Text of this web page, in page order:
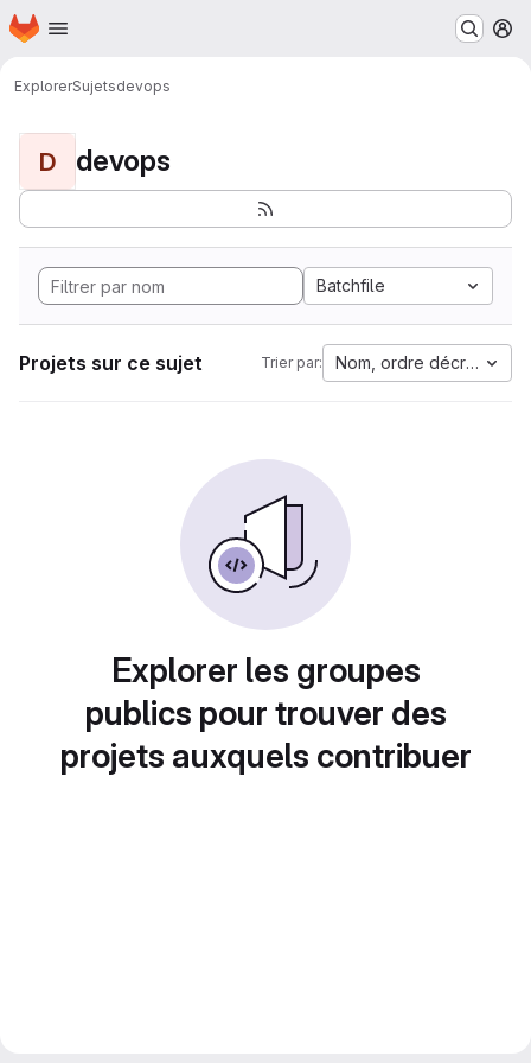
Passer au contenu principal
Page d'accueil
ExplorerSujetsdevops
D devops
Batchfile
Projets sur ce sujet Trier par: Nom, ordre décroissant
Explorer les groupes
publics pour trouver des
projets auxquels contribuer